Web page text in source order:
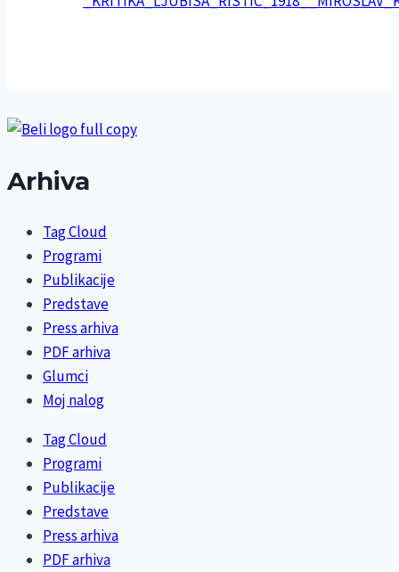
Arhiva
Tag Cloud
Programi
Publikacije
Predstave
Press arhiva
PDF arhiva
Glumci
Moj nalog
Tag Cloud
Programi
Publikacije
Predstave
Press arhiva
PDF arhiva